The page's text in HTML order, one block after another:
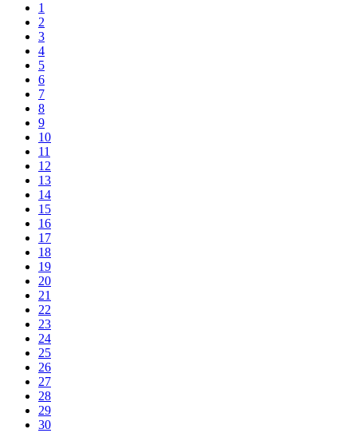
1
2
3
4
5
6
7
8
9
10
11
12
13
14
15
16
17
18
19
20
21
22
23
24
25
26
27
28
29
30